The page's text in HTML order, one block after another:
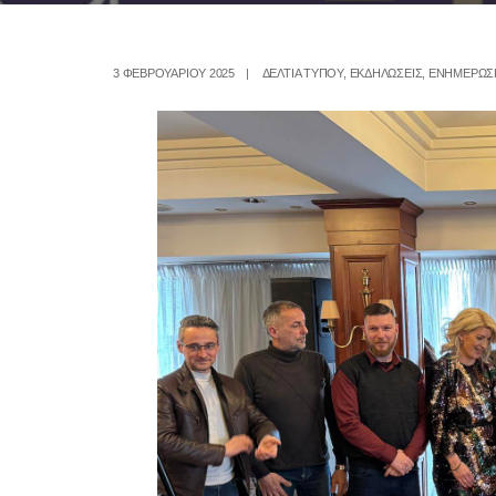
3 ΦΕΒΡΟΥΑΡΊΟΥ 2025 | ΔΕΛΤΙΑ ΤΥΠΟΥ, ΕΚΔΗΛΩΣΕΙΣ